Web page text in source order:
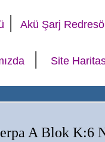
| Akü Şarj
| Site
A Blok K:6